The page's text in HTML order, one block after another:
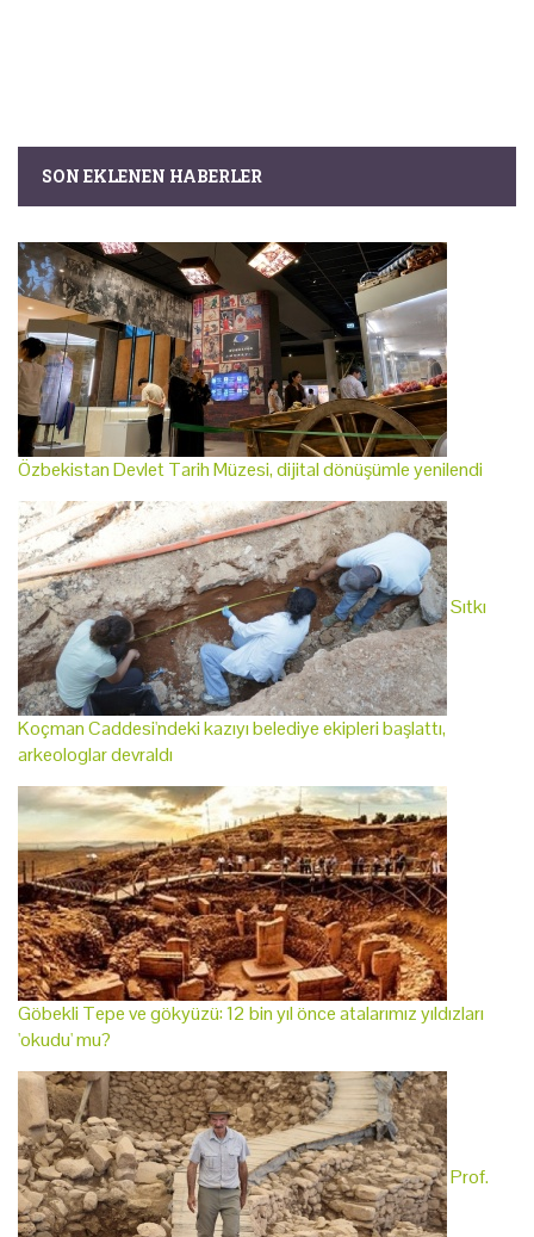
SON EKLENEN HABERLER
Özbekistan Devlet Tarih Müzesi, dijital dönüşümle yenilendi
Sıtkı
Koçman Caddesi'ndeki kazıyı belediye ekipleri başlattı,
arkeologlar devraldı
Göbekli Tepe ve gökyüzü: 12 bin yıl önce atalarımız yıldızları
'okudu' mu?
Prof.